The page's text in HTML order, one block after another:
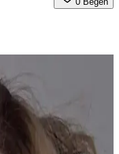
Tedavi Yöntemleri
ortaya çıkar.
ve cerrahi kalıcı